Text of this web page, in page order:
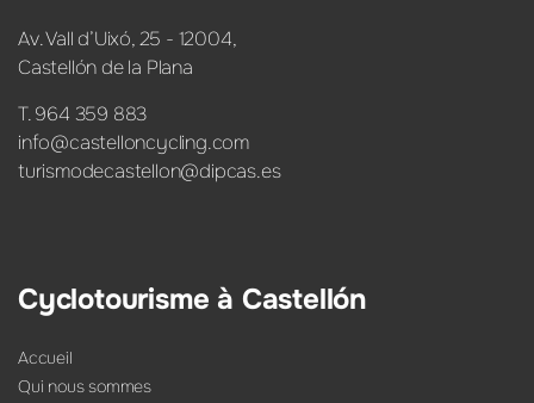
Av. Vall d’Uixó, 25 - 12004,
Castellón de la Plana
T. 964 359 883
info@castelloncycling.com
turismodecastellon@dipcas.es
Cyclotourisme à Castellón
Accueil
Qui nous sommes